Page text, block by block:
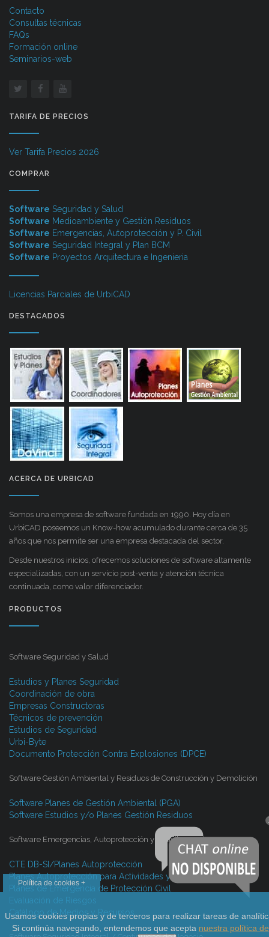
Usamos cookies propias y de terceros para realizar tareas de
Si continúa navegando, entendemos que acepta nuestra política de
Política de cookies +
Contacto
Consultas técnicas
FAQs
Formación online
Seminarios-web
TARIFA DE PRECIOS
Ver Tarifa Precios 2026
COMPRAR
Software Seguridad y Salud
Software Medioambiente y Gestión Residuos
Software Emergencias, Autoprotección y P. Civil
Software Seguridad Integral y Plan BCM
Software Proyectos Arquitectura e Ingenieria
Licencias Parciales de UrbiCAD
DESTACADOS
ACERCA DE URBICAD
Somos una empresa de software fundada en 1990. Hoy día en
UrbiCAD poseemos un Know-how acumulado durante cerca de 35
años que nos permite ser una empresa destacada del sector.
Desde nuestros inicios, ofrecemos soluciones de software altamente
especializadas, con un servicio post-venta y atención técnica
continuada, como valor diferenciador.
PRODUCTOS
Software Seguridad y Salud
Estudios y Planes Seguridad
Coordinación de obra
Empresas Constructoras
Técnicos de prevención
Estudios de Seguridad
Urbi-Byte
Documento Protección Contra Explosiones (DPCE)
Software Gestión Ambiental y Residuos de Construcción y Demolición
Software Planes de Gestión Ambiental (PGA)
Software Estudios y/o Planes Gestión Residuos
Software Emergencias, Autoprotección y P. Civil
CTE DB-SI/Planes Autoprotección
Planes Autoprotección para Actividades y Eventos
Planes de Emergencia de Protección Civil
Evaluación de Riesgos
Catálogo de Medios y Recursos